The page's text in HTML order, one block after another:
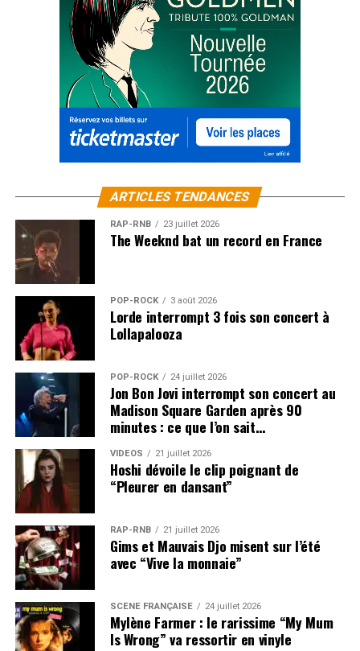
ARTICLES TENDANCES
RAP-RNB 23 juillet 2026
The Weeknd bat un record en France
POP-ROCK 3 août 2026
Lorde interrompt 3 fois son concert à
Lollapalooza
POP-ROCK 24 juillet 2026
Jon Bon Jovi interrompt son concert au
Madison Square Garden après 90
minutes : ce que l’on sait…
VIDEOS 21 juillet 2026
Hoshi dévoile le clip poignant de
“Pleurer en dansant”
RAP-RNB 21 juillet 2026
Gims et Mauvais Djo misent sur l’été
avec “Vive la monnaie”
SCÈNE FRANÇAISE 24 juillet 2026
Mylène Farmer : le rarissime “My Mum
Is Wrong” va ressortir en vinyle